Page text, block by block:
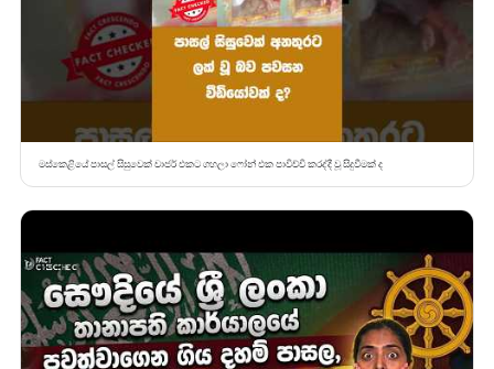
මස්කෙළියේ පාසල් සිසුවෙක් චාජර් එකට ගහලා ෆෝන් එක පාවිච්චි කරද්දී වූ සිදුවීමක් ද